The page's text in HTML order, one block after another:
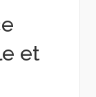
et